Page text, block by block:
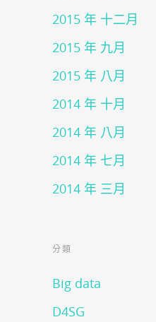
2015 年 十二月
2015 年 九月
2015 年 八月
2014 年 十月
2014 年 八月
2014 年 七月
2014 年 三月
分類
Big data
D4SG